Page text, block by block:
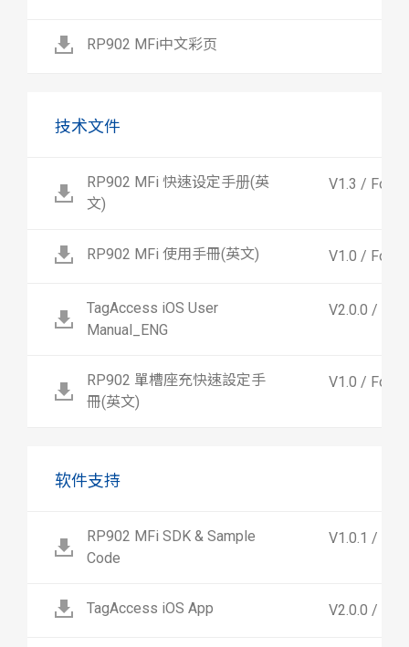
RP902 MFi中文彩页
技术文件
RP902 MFi 快速设定手册(英
文)
V1.3 / For
RP902 MFi 使用手冊(英文) V1.0 / For
TagAccess iOS User
Manual_ENG
V2.0.0 / For
RP902 單槽座充快速設定手
冊(英文)
V1.0 / For
软件支持
RP902 MFi SDK & Sample
Code
V1.0.1 / For
TagAccess iOS App V2.0.0 / For